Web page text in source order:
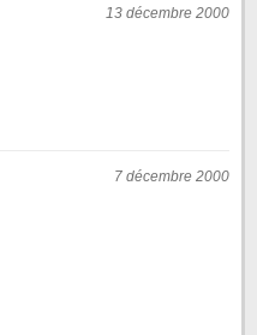
13 décembre 2000
7 décembre 2000